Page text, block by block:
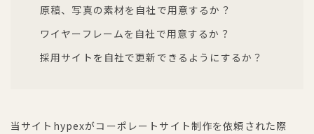
原稿、写真の素材を自社で用意するか？
ワイヤーフレームを自社で用意するか？
採用サイトを自社で更新できるようにするか？
当サイトhypexがコーポレートサイト制作を依頼された際